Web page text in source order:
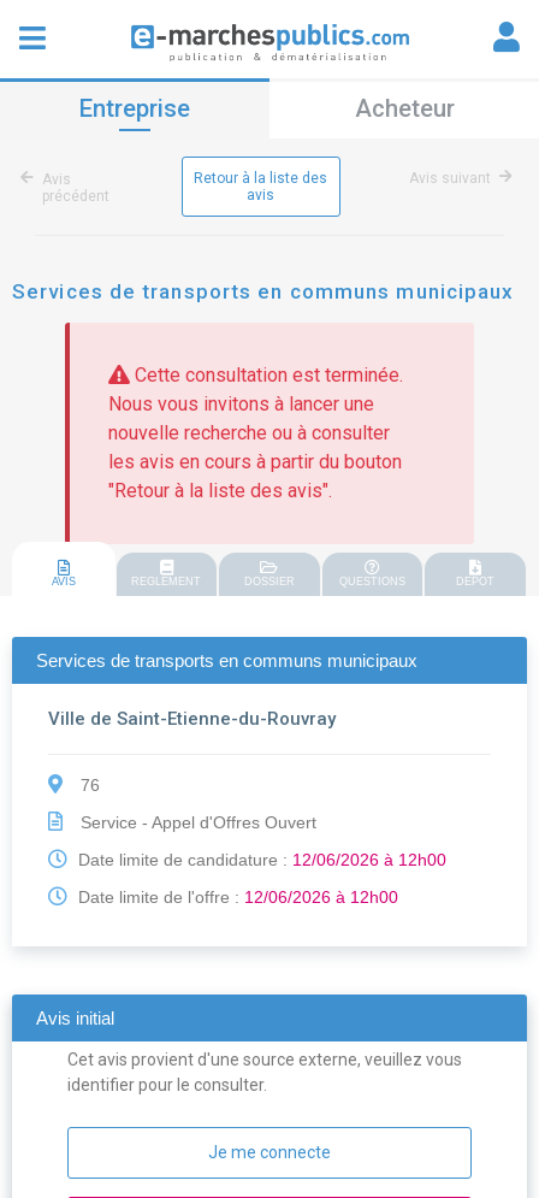
Entreprise Acheteur
Avis
précédent
Retour à la liste des
avis
Avis suivant
Services de transports en communs municipaux
Cette consultation est terminée.
Nous vous invitons à lancer une
nouvelle recherche ou à consulter
les avis en cours à partir du bouton
"Retour à la liste des avis".
AVIS REGLEMENT DOSSIER QUESTIONS DEPOT
Services de transports en communs municipaux
Ville de Saint-Etienne-du-Rouvray
76
Service - Appel d'Offres Ouvert
Date limite de candidature : 12/06/2026 à 12h00
Date limite de l'offre : 12/06/2026 à 12h00
Avis initial
Cet avis provient d'une source externe, veuillez vous
identifier pour le consulter.
Je me connecte